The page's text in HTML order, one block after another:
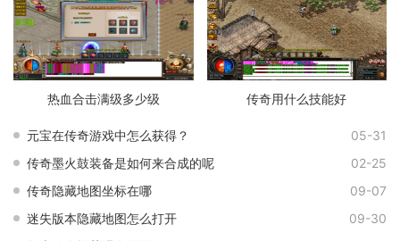
热血合击满级多少级 传奇用什么技能好
元宝在传奇游戏中怎么获得？
05-31
传奇墨火鼓装备是如何来合成的呢
02-25
传奇隐藏地图坐标在哪
09-07
迷失版本隐藏地图怎么打开
09-30